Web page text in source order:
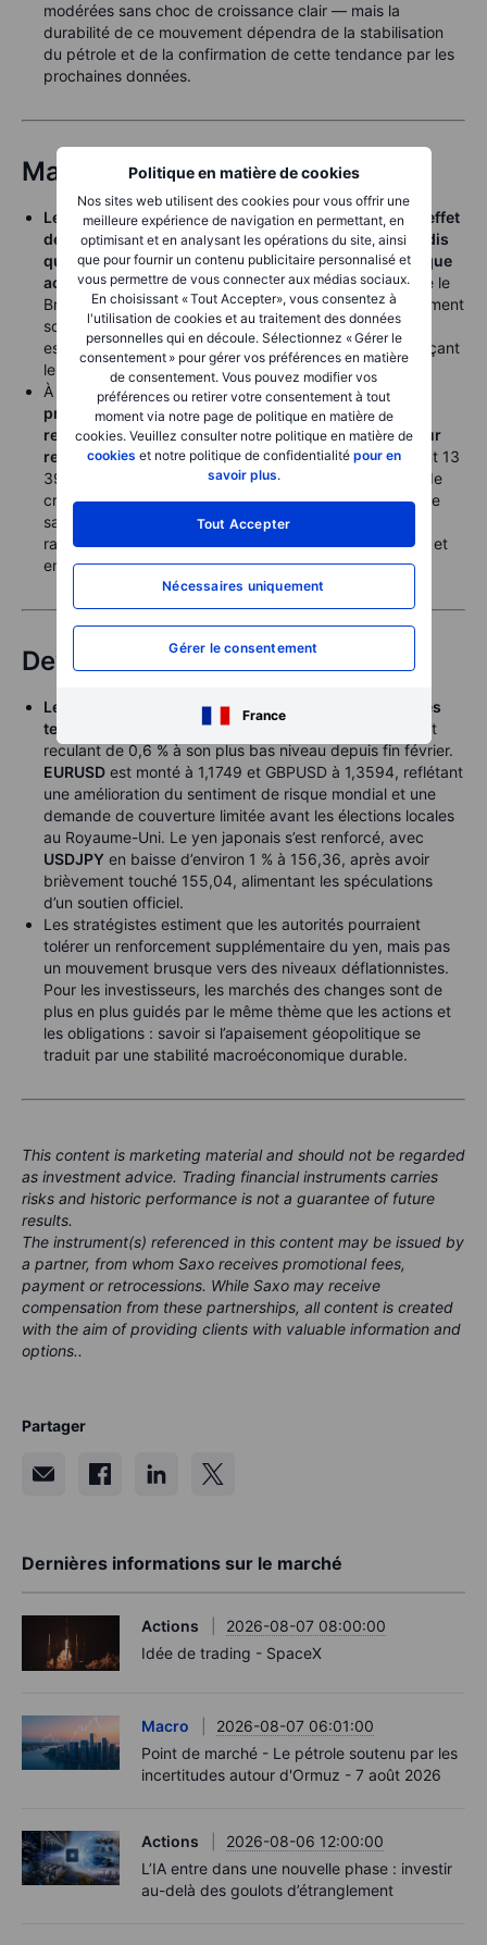
Politique en matière de cookies
Nos sites web utilisent des cookies pour vous offrir une
meilleure expérience de navigation en permettant, en
optimisant et en analysant les opérations du site, ainsi
que pour fournir un contenu publicitaire personnalisé et
vous permettre de vous connecter aux médias sociaux.
En choisissant « Tout Accepter», vous consentez à
l'utilisation de cookies et au traitement des données
personnelles qui en découle. Sélectionnez « Gérer le
consentement » pour gérer vos préférences en matière
de consentement. Vous pouvez modifier vos
préférences ou retirer votre consentement à tout
moment via notre page de politique en matière de
cookies. Veuillez consulter notre politique en matière de
cookies et notre politique de confidentialité pour en
savoir plus.
Tout Accepter
Nécessaires uniquement
Gérer le consentement
France
modérées sans choc de croissance clair — mais la
durabilité de ce mouvement dépendra de la stabilisation
du pétrole et de la confirmation de cette tendance par les
prochaines données.
Matières premières
Les matières premières ont fortement évolué sous l’effet
de la géopolitique, le pétrole menant les baisses tandis
que les métaux ont bénéficié d’un appétit pour le risque
accru. Le WTI a chuté de 7 % à 95,08 USD, tandis que le
Brent a reculé de 7,83 % à 101,27 USD, passant brièvement
sous les 100 USD pour la première fois depuis avril, les
espoirs d’un accord entre les États-Unis et l’Iran renforçant
les attentes d’une hausse de l’offre.
À l’inverse,les métaux précieux et industriels ont
progressé:l’or a augmenté avec la baisse des
rendements et la persistance de la demande de valeur
refuge, l’argent a bondi de 5,07 %, et le cuivre a atteint 13
392 USD la tonne grâce à l’amélioration du sentiment de
croissance. Pour les investisseurs, la question clé est de
savoir si la baisse des prix de l’énergie peut soutenir le
rallye actuel des actions tout en améliorant les marges et
en réduisant les pressions inflationnistes.
Devises
Le dollar américain s’est affaibli avec l’apaisement des
tensions géopolitiques , l’indice Bloomberg Dollar Spot
reculant de 0,6 % à son plus bas niveau depuis fin février.
EURUSD est monté à 1,1749 et GBPUSD à 1,3594, reflétant
une amélioration du sentiment de risque mondial et une
demande de couverture limitée avant les élections locales
au Royaume-Uni. Le yen japonais s’est renforcé, avec
USDJPY en baisse d’environ 1 % à 156,36, après avoir
brièvement touché 155,04, alimentant les spéculations
d’un soutien officiel.
Les stratégistes estiment que les autorités pourraient
tolérer un renforcement supplémentaire du yen, mais pas
un mouvement brusque vers des niveaux déflationnistes.
Pour les investisseurs, les marchés des changes sont de
plus en plus guidés par le même thème que les actions et
les obligations : savoir si l’apaisement géopolitique se
traduit par une stabilité macroéconomique durable.
This content is marketing material and should not be regarded
as investment advice. Trading financial instruments carries
risks and historic performance is not a guarantee of future
results.
The instrument(s) referenced in this content may be issued by
a partner, from whom Saxo receives promotional fees,
payment or retrocessions. While Saxo may receive
compensation from these partnerships, all content is created
with the aim of providing clients with valuable information and
options..
Partager
Dernières informations sur le marché
Actions
2026-08-07 08:00:00
Idée de trading - SpaceX
Macro
2026-08-07 06:01:00
Point de marché - Le pétrole soutenu par les
incertitudes autour d'Ormuz - 7 août 2026
Actions
2026-08-06 12:00:00
L’IA entre dans une nouvelle phase : investir
au-delà des goulots d’étranglement